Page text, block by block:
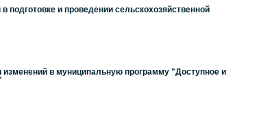
подготовке и проведении сельскохозяйственной
изменений в муниципальную программу "Доступное и